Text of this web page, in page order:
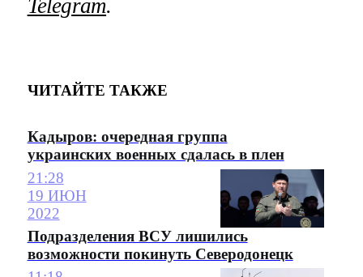
Telegram.
ЧИТАЙТЕ ТАКЖЕ
Кадыров: очередная группа
украинских военных сдалась в плен
21:28
19 ИЮН
2022
Подразделения ВСУ лишились
возможности покинуть Северодонецк